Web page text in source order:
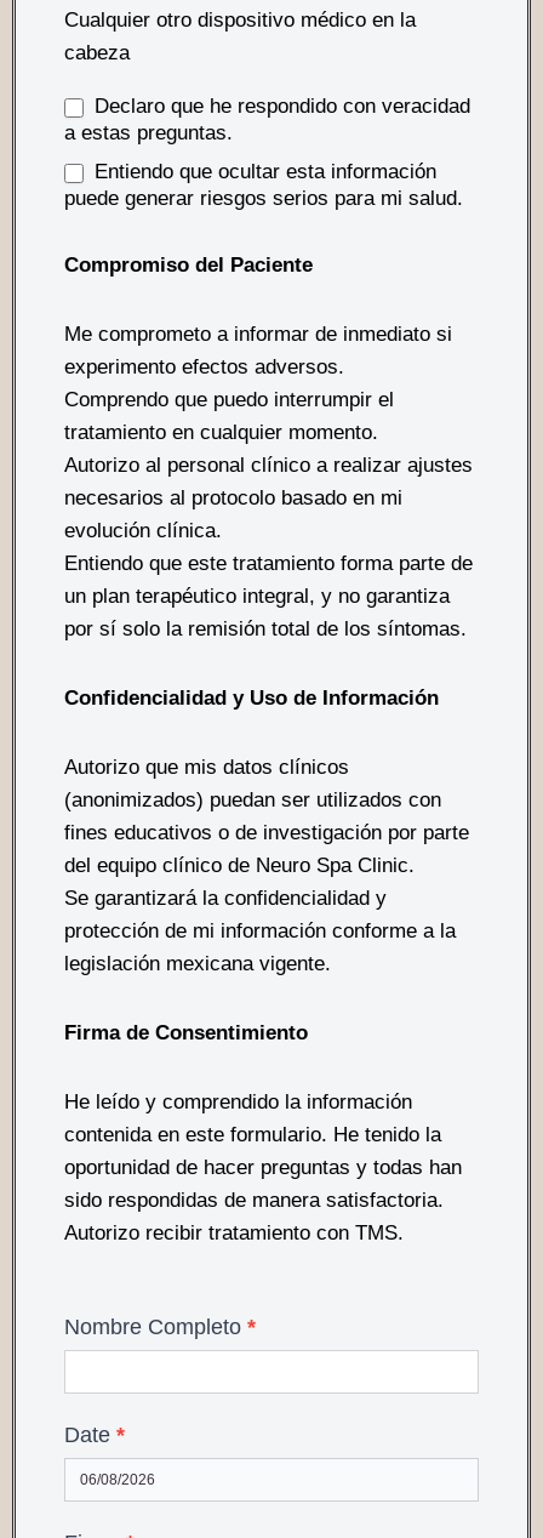
Cualquier otro dispositivo médico en la
cabeza
Declaro que he respondido con veracidad
a estas preguntas.
Entiendo que ocultar esta información
puede generar riesgos serios para mi salud.
Compromiso del Paciente
Me comprometo a informar de inmediato si
experimento efectos adversos.
Comprendo que puedo interrumpir el
tratamiento en cualquier momento.
Autorizo al personal clínico a realizar ajustes
necesarios al protocolo basado en mi
evolución clínica.
Entiendo que este tratamiento forma parte de
un plan terapéutico integral, y no garantiza
por sí solo la remisión total de los síntomas.
Confidencialidad y Uso de Información
Autorizo que mis datos clínicos
(anonimizados) puedan ser utilizados con
fines educativos o de investigación por parte
del equipo clínico de Neuro Spa Clinic.
Se garantizará la confidencialidad y
protección de mi información conforme a la
legislación mexicana vigente.
Firma de Consentimiento
He leído y comprendido la información
contenida en este formulario. He tenido la
oportunidad de hacer preguntas y todas han
sido respondidas de manera satisfactoria.
Autorizo recibir tratamiento con TMS.
Nombre Completo *
Date *